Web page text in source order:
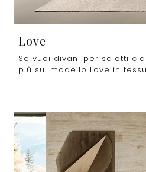
Love
Se vuoi divani per salotti
più sul modello Love in